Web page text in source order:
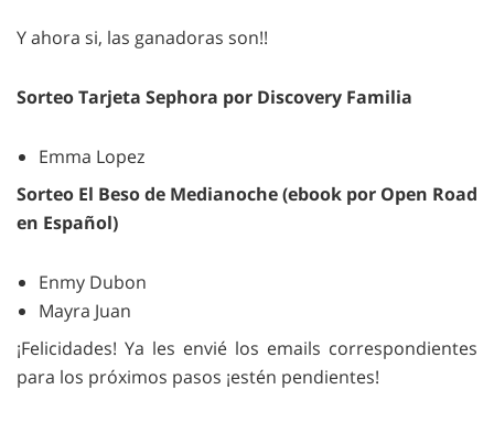
Y ahora si, las ganadoras son!!
Sorteo Tarjeta Sephora por Discovery Familia
Emma Lopez
Sorteo El Beso de Medianoche (ebook por Open Road
en Español)
Enmy Dubon
Mayra Juan
¡Felicidades! Ya les envié los emails correspondientes
para los próximos pasos ¡estén pendientes!